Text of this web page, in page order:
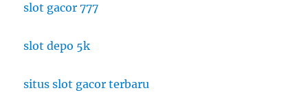
slot gacor 777
slot depo 5k
situs slot gacor terbaru